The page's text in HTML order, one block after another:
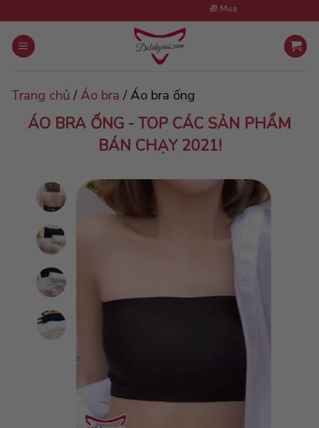
to
content
🎁 Mua 5 sản phẩm tặng 1
Trang chủ /Áo bra /Áo bra ống
ÁO BRA ỐNG - TOP CÁC SẢN PHẨM
BÁN CHẠY 2021!